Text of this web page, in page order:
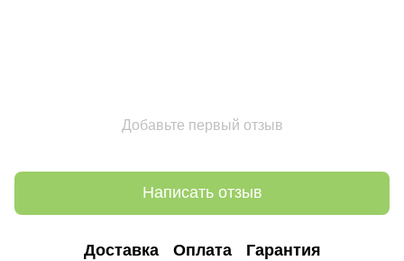
Добавьте первый отзыв
Написать отзыв
Доставка Оплата Гарантия